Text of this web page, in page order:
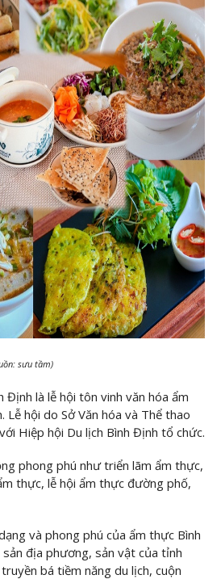
sưu tầm)
Định là lễ hội tôn vinh văn hóa ẩm
hội do Sở Văn hóa và Thể thao
Hiệp hội Du lịch Bình Định tổ chức.
phong phú như triển lãm ẩm thực,
thực, lễ hội ẩm thực đường phố,
và phong phú của ẩm thực Bình
địa phương, sản vật của tỉnh
bá tiềm năng du lịch, cuộn